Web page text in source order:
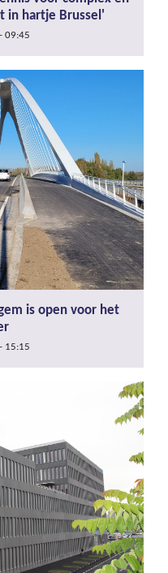
in hartje Brussel'
09:45
is open voor het
15:15